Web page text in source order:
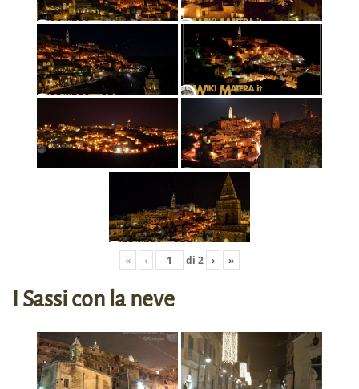
« ‹ di 2 › »
I Sassi con la neve